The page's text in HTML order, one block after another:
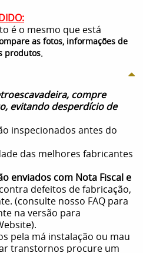
é o mesmo que está
as fotos, informações de
produtos.
compre
evitando desperdício de
inspecionados antes do
das melhores fabricantes
enviados com Nota Fiscal e
contra defeitos de fabricação,
(consulte nosso FAQ para
na versão para
pela má instalação ou mau
transtornos procure um